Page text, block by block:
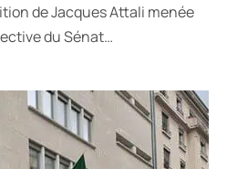
de Jacques Attali menée
du Sénat…